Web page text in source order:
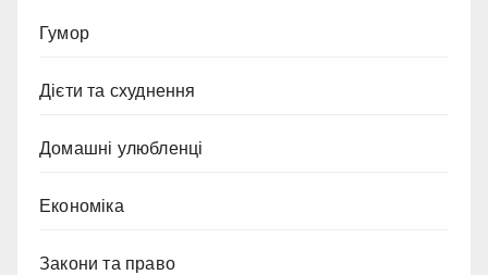
Гумор
Дієти та схуднення
Домашні улюбленці
Економіка
Закони та право